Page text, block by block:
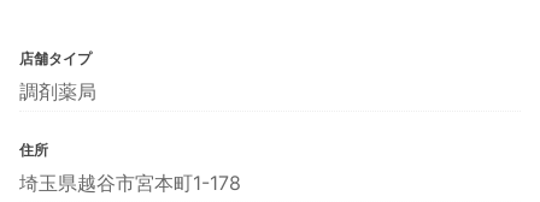
店舗タイプ
調剤薬局
住所
埼玉県越谷市宮本町1-178